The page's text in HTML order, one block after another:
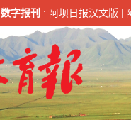
数字报刊 : 阿坝日报汉文版